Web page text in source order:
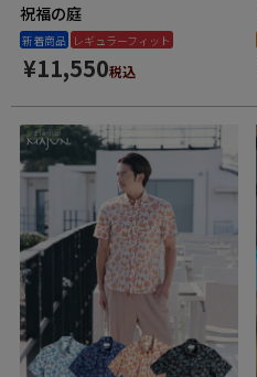
祝福の庭
新着商品 レギュラーフィット
¥11,550税込